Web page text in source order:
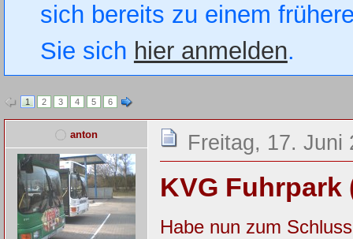
sich bereits zu einem
Sie sich hier anmelden.
1 2 3 4 5 6
anton Freitag, 17. Juni
KVG Fuhrpark
Habe nun zum